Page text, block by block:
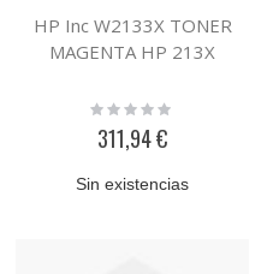
HP Inc W2133X TONER
MAGENTA HP 213X
Rating:
311,94 €
Sin existencias